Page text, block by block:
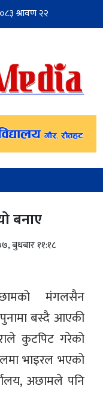
बनाए
बुधबार ११:१८
मंगलसैन
बस्दै आएकी
कुटपिट गरेको
भाइरल भएको
अछामले पनि